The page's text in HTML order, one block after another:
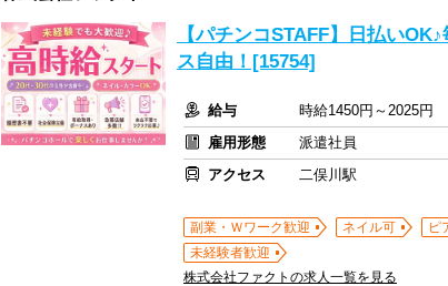
【パチンコSTAFF】日払い
ス自由！[15754]
給与
時給1450円～2025円
雇用形態
派遣社員
アクセス
二俣川駅
副業・Ｗワーク歓迎 ネイル可 ピ
未経験者歓迎
株式会社ファクトの求人一覧を見る